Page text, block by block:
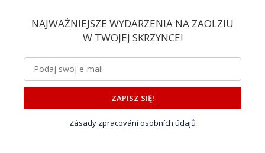
NAJWAŻNIEJSZE WYDARZENIA NA ZAOLZIU
W TWOJEJ SKRZYNCE!
ZAPISZ SIĘ!
Zásady zpracování osobních údajů